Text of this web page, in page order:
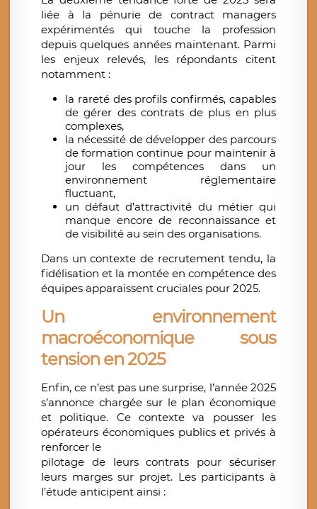
liée à la pénurie de contract managers
expérimentés qui touche la profession
depuis quelques années maintenant. Parmi
les enjeux relevés, les répondants citent
notamment :
la rareté des profils confirmés, capables
de gérer des contrats de plus en plus
complexes,
la nécessité de développer des parcours
de formation continue pour maintenir à
jour les compétences dans un
environnement réglementaire
fluctuant,
un défaut d’attractivité du métier qui
manque encore de reconnaissance et
de visibilité au sein des organisations.
Dans un contexte de recrutement tendu, la
fidélisation et la montée en compétence des
équipes apparaissent cruciales pour 2025.
Un environnement
macroéconomique sous
tension en 2025
Enfin, ce n’est pas une surprise, l’année 2025
s’annonce chargée sur le plan économique
et politique. Ce contexte va pousser les
opérateurs économiques publics et privés à
renforcer le
pilotage de leurs contrats pour sécuriser
leurs marges sur projet. Les participants à
l’étude anticipent ainsi :